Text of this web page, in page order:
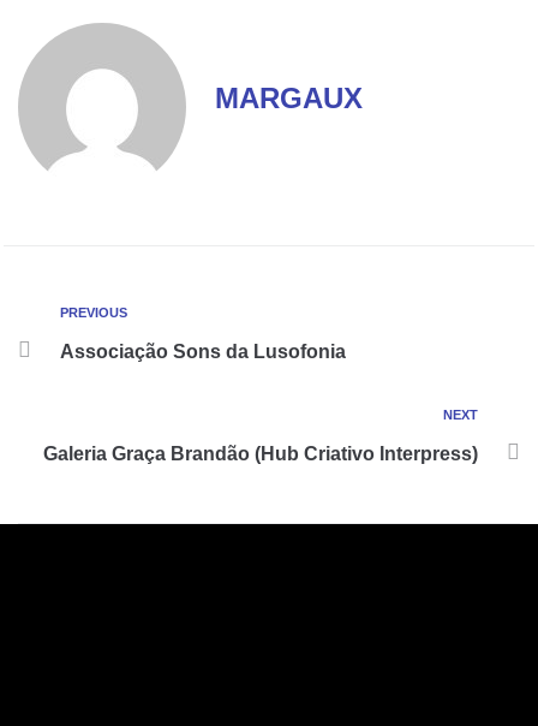
MARGAUX
PREVIOUS
Associação Sons da Lusofonia
NEXT
Galeria Graça Brandão (Hub Criativo Interpress)